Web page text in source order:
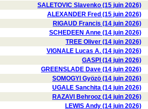
SALETOVIC Slavenko (15 juin 2026)
ALEXANDER Fred (15 juin 2026)
RIGAUD Francis (14 juin 2026)
SCHEDEEN Anne (14 juin 2026)
TREE Oliver (14 juin 2026)
VIGNALE Lucas A. (14 juin 2026)
GASPI (14 juin 2026)
GREENSLADE Dave (14 juin 2026)
SOMOGYI Gyözö (14 juin 2026)
UGALE Sanchita (14 juin 2026)
RAZAVI Behrooz (14 juin 2026)
LEWIS Andy (14 juin 2026)